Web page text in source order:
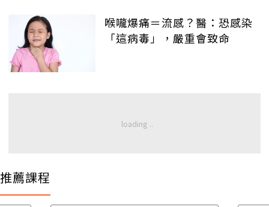
喉嚨爆痛＝流感？醫：恐感染
「這病毒」，嚴重會致命
推薦課程